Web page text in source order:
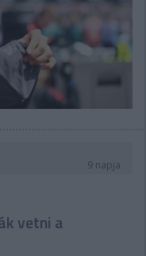
9 napja
vetni a